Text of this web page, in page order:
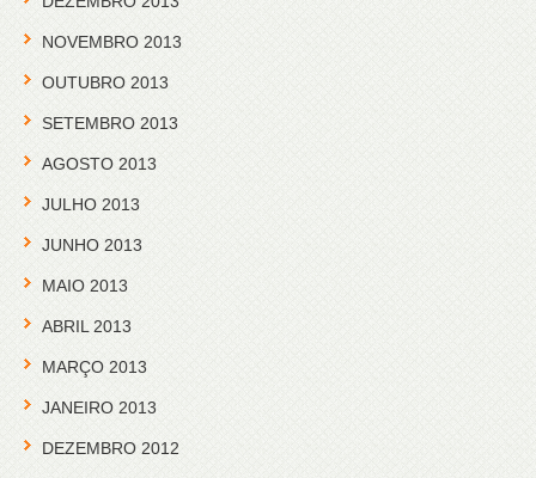
NOVEMBRO 2013
OUTUBRO 2013
SETEMBRO 2013
AGOSTO 2013
JULHO 2013
JUNHO 2013
MAIO 2013
ABRIL 2013
MARÇO 2013
JANEIRO 2013
DEZEMBRO 2012